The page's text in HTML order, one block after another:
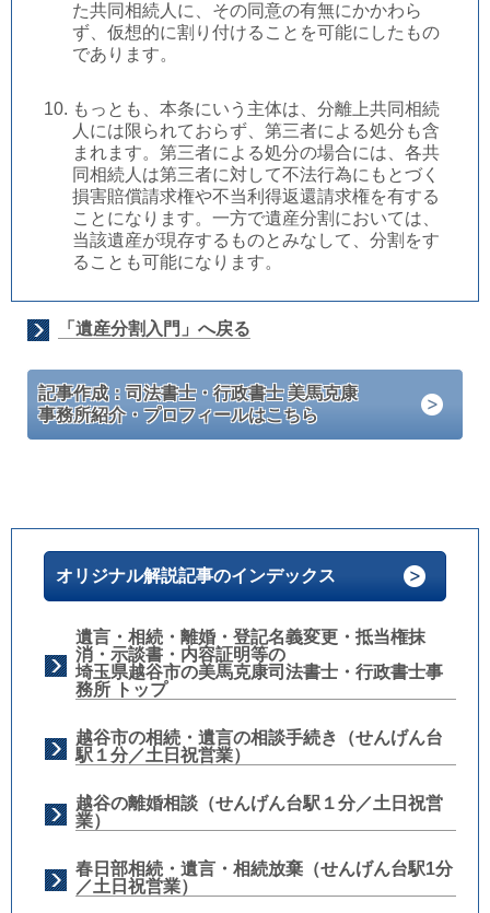
た共同相続人に、その同意の有無にかかわら
ず、仮想的に割り付けることを可能にしたもの
であります。
もっとも、本条にいう主体は、分離上共同相続
人には限られておらず、第三者による処分も含
まれます。第三者による処分の場合には、各共
同相続人は第三者に対して不法行為にもとづく
損害賠償請求権や不当利得返還請求権を有する
ことになります。一方で遺産分割においては、
当該遺産が現存するものとみなして、分割をす
ることも可能になります。
「遺産分割入門」へ戻る
記事作成：司法書士・行政書士 美馬克康
事務所紹介・プロフィールはこちら
オリジナル解説記事のインデックス
遺言・相続・離婚・登記名義変更・抵当権抹
消・示談書・内容証明等の
埼玉県越谷市の美馬克康司法書士・行政書士事
務所 トップ
越谷市の相続・遺言の相談手続き（せんげん台
駅１分／土日祝営業）
越谷の離婚相談（せんげん台駅１分／土日祝営
業）
春日部相続・遺言・相続放棄（せんげん台駅1分
／土日祝営業）